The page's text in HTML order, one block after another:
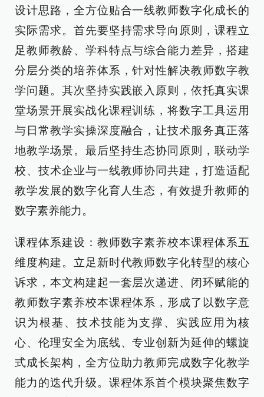
设计思路，全方位贴合一线教师数字化成长的
实际需求。首先要坚持需求导向原则，课程立
足教师教龄、学科特点与综合能力差异，搭建
分层分类的培养体系，针对性解决教师数字教
学问题。其次坚持实践嵌入原则，依托真实课
堂场景开展实战化课程训练，将数字工具运用
与日常教学实操深度融合，让技术服务真正落
地教学场景。最后坚持生态协同原则，联动学
校、技术企业与一线教师协同共建，打造适配
教学发展的数字化育人生态，有效提升教师的
数字素养能力。
课程体系建设：教师数字素养校本课程体系五
维度构建。立足新时代教师数字化转型的核心
诉求，本文构建起一套层次递进、闭环赋能的
教师数字素养校本课程体系，形成了以数字意
识为根基、技术技能为支撑、实践应用为核
心、伦理安全为底线、专业创新为延伸的螺旋
式成长架构，全方位助力教师完成数字化教学
能力的迭代升级。课程体系首个模块聚焦数字